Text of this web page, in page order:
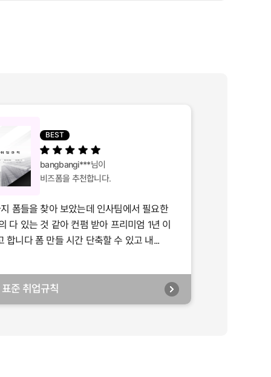
BEST
bangbangi***님이
비즈폼을 추천합니다.
폼들을 찾아 보았는데 인사팀에서 필요한
다 있는 것 같아 컨펌 받아 프리미엄 1년 이
합니다 폼 만들 시간 단축할 수 있고 내...
준 취업규칙